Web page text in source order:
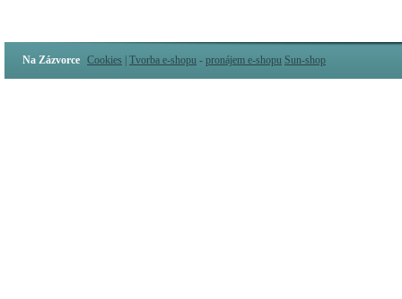
Na Zázvorce Cookies Tvorba e-shopu - pronájem e-shopu Sun-shop